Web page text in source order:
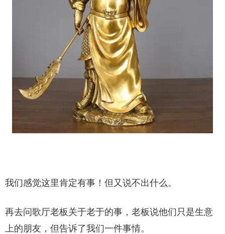
我们感觉这里肯定有事！但又说不出什么。
再去问歌厅老板关于老于的事，老板说他们只是生意
上的朋友，但告诉了我们一件事情。